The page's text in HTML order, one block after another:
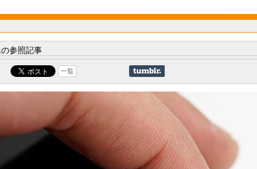
参照記事
一覧